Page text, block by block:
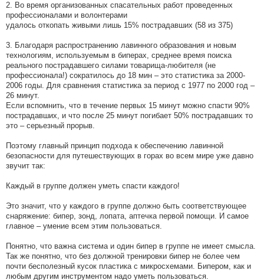
2. Во время организованных спасательных работ проведенных
профессионалами и волонтерами
удалось откопать живыми лишь 15% пострадавших (58 из 375)
3. Благодаря распространению лавинного образования и новым
технологиям, используемым в биперах, среднее время поиска
реального пострадавшего силами товарища-любителя (не
профессионала!) сократилось до 18 мин – это статистика за 2000-
2006 годы. Для сравнения статистика за период с 1977 по 2000 год –
26 минут.
Если вспомнить, что в течение первых 15 минут можно спасти 90%
пострадавших, и что после 25 минут погибает 50% пострадавших то
это – серьезный прорыв.
Поэтому главный принцип подхода к обеспечению лавинной
безопасности для путешествующих в горах во всем мире уже давно
звучит так:
Каждый в группе должен уметь спасти каждого!
Это значит, что у каждого в группе должно быть соответствующее
снаряжение: бипер, зонд, лопата, аптечка первой помощи. И самое
главное – умение всем этим пользоваться.
Понятно, что важна система и один бипер в группе не имеет смысла.
Так же понятно, что без должной тренировки бипер не более чем
почти бесполезный кусок пластика с микросхемами. Бипером, как и
любым другим инструментом надо уметь пользоваться.